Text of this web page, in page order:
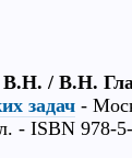
В.Н. / В.Н.
задач -
- ISBN 978-